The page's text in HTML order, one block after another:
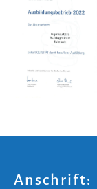
Anschrift: